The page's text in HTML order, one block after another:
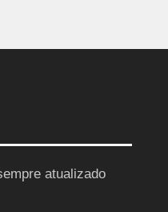
atualizado